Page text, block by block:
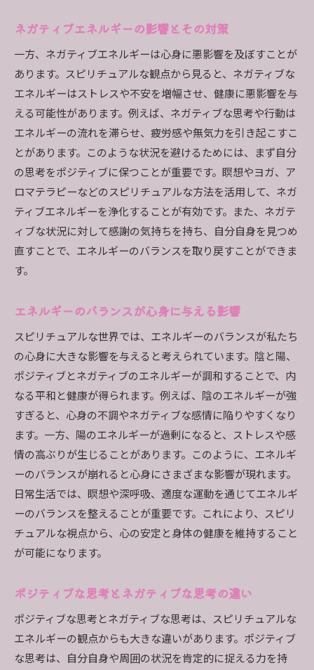
ネガティブエネルギーの影響とその対策
一方、ネガティブエネルギーは心身に悪影響を及ぼすことが
あります。スピリチュアルな観点から見ると、ネガティブな
エネルギーはストレスや不安を増幅させ、健康に悪影響を与
える可能性があります。例えば、ネガティブな思考や行動は
エネルギーの流れを滞らせ、疲労感や無気力を引き起こすこ
とがあります。このような状況を避けるためには、まず自分
の思考をポジティブに保つことが重要です。瞑想やヨガ、ア
ロマテラピーなどのスピリチュアルな方法を活用して、ネガ
ティブエネルギーを浄化することが有効です。また、ネガテ
ィブな状況に対して感謝の気持ちを持ち、自分自身を見つめ
直すことで、エネルギーのバランスを取り戻すことができま
す。
エネルギーのバランスが心身に与える影響
スピリチュアルな世界では、エネルギーのバランスが私たち
の心身に大きな影響を与えると考えられています。陰と陽、
ポジティブとネガティブのエネルギーが調和することで、内
なる平和と健康が得られます。例えば、陰のエネルギーが強
すぎると、心身の不調やネガティブな感情に陥りやすくなり
ます。一方、陽のエネルギーが過剰になると、ストレスや感
情の高ぶりが生じることがあります。このように、エネルギ
ーのバランスが崩れると心身にさまざまな影響が現れます。
日常生活では、瞑想や深呼吸、適度な運動を通じてエネルギ
ーのバランスを整えることが重要です。これにより、スピリ
チュアルな視点から、心の安定と身体の健康を維持すること
が可能になります。
ポジティブな思考とネガティブな思考の違い
ポジティブな思考とネガティブな思考は、スピリチュアルな
エネルギーの観点からも大きな違いがあります。ポジティブ
な思考は、自分自身や周囲の状況を肯定的に捉える力を持